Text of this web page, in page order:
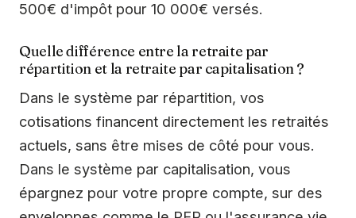
500€ d'impôt pour 10 000€ versés.
Quelle différence entre la retraite par
répartition et la retraite par capitalisation ?
Dans le système par répartition, vos
cotisations financent directement les retraités
actuels, sans être mises de côté pour vous.
Dans le système par capitalisation, vous
épargnez pour votre propre compte, sur des